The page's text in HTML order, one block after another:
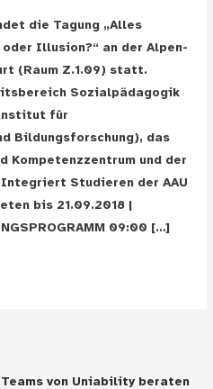
die Tagung „Alles
Illusion?“ an der Alpen-
(Raum Z.1.09) statt.
Sozialpädagogik
für
Bildungsforschung), das
Kompetenzzentrum und der
Studieren der AAU
bis 21.09.2018 |
09:00 […]
von Uniability beraten